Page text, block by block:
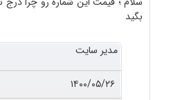
بگید
مدیر سایت
۱۴۰۰/۰۵/۲۶